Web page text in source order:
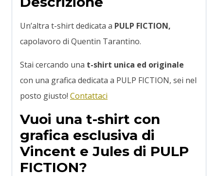
Un’altra t-shirt dedicata a PULP FICTION,
capolavoro di Quentin Tarantino.
Stai cercando una t-shirt unica ed originale
con una grafica dedicata a PULP FICTION, sei nel
posto giusto! Contattaci
Vuoi una t-shirt con
grafica esclusiva di
Vincent e Jules di PULP
FICTION?